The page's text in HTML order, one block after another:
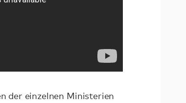
der einzelnen Ministerien